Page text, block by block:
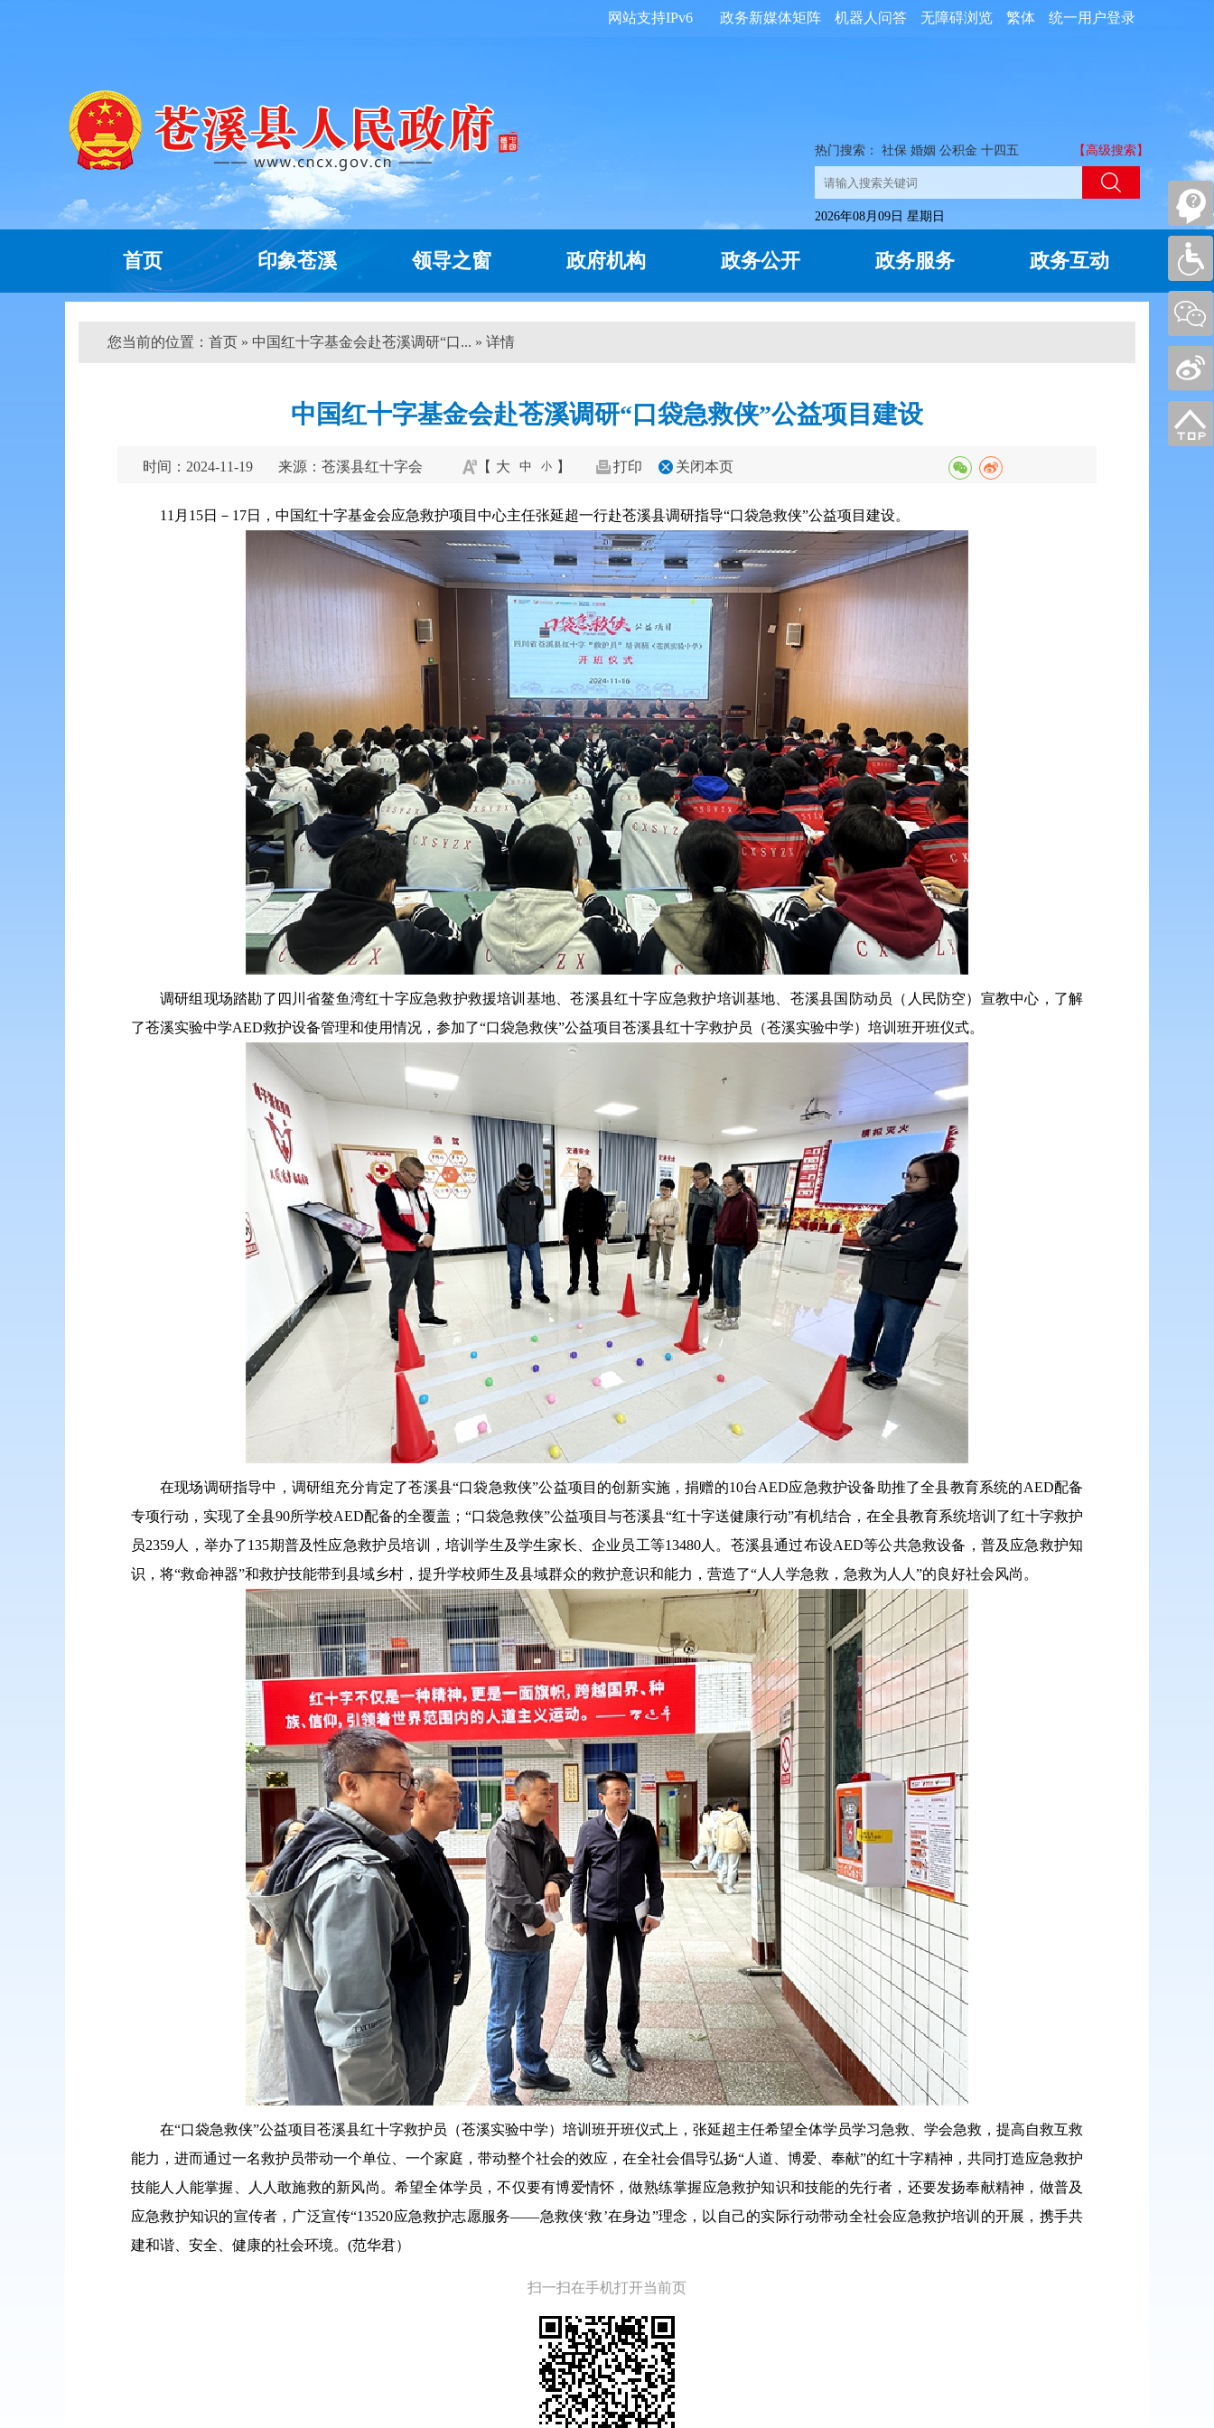
统一用户登录
繁体
无障碍浏览
机器人问答
政务新媒体矩阵
网站支持IPv6
热门搜索： 社保 婚姻 公积金 十四五 【高级搜索】
2026年08月09日 星期日
首页 印象苍溪 领导之窗 政府机构 政务公开 政务服务 政务互动
您当前的位置： 首页 » 中国红十字基金会赴苍溪调研“口... » 详情
中国红十字基金会赴苍溪调研“口袋急救侠”公益项目建设
时间：2024-11-19 来源：苍溪县红十字会 【 大 中 小 】 打印 关闭本页
11月15日－17日，中国红十字基金会应急救护项目中心主任张延超一行赴苍溪县调研指导“口袋急救侠”公益项目建设。
调研组现场踏勘了四川省鳌鱼湾红十字应急救护救援培训基地、苍溪县红十字应急救护培训基地、苍溪县国防动员（人民防空）宣教中心，了解
了苍溪实验中学AED救护设备管理和使用情况，参加了“口袋急救侠”公益项目苍溪县红十字救护员（苍溪实验中学）培训班开班仪式。
在现场调研指导中，调研组充分肯定了苍溪县“口袋急救侠”公益项目的创新实施，捐赠的10台AED应急救护设备助推了全县教育系统的AED配备
专项行动，实现了全县90所学校AED配备的全覆盖；“口袋急救侠”公益项目与苍溪县“红十字送健康行动”有机结合，在全县教育系统培训了红十字救护
员2359人，举办了135期普及性应急救护员培训，培训学生及学生家长、企业员工等13480人。苍溪县通过布设AED等公共急救设备，普及应急救护知
识，将“救命神器”和救护技能带到县域乡村，提升学校师生及县域群众的救护意识和能力，营造了“人人学急救，急救为人人”的良好社会风尚。
在“口袋急救侠”公益项目苍溪县红十字救护员（苍溪实验中学）培训班开班仪式上，张延超主任希望全体学员学习急救、学会急救，提高自救互救
能力，进而通过一名救护员带动一个单位、一个家庭，带动整个社会的效应，在全社会倡导弘扬“人道、博爱、奉献”的红十字精神，共同打造应急救护
技能人人能掌握、人人敢施救的新风尚。希望全体学员，不仅要有博爱情怀，做熟练掌握应急救护知识和技能的先行者，还要发扬奉献精神，做普及
应急救护知识的宣传者，广泛宣传“13520应急救护志愿服务——急救侠‘救’在身边”理念，以自己的实际行动带动全社会应急救护培训的开展，携手共
建和谐、安全、健康的社会环境。(范华君）
扫一扫在手机打开当前页